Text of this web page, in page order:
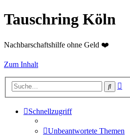
Tauschring Köln
Nachbarschaftshilfe ohne Geld ❤️
Zum Inhalt
Suche
Schnellzugriff
Unbeantwortete Themen